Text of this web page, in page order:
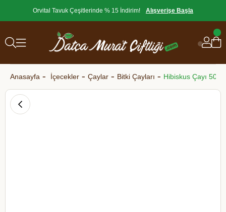
Orvital Tavuk Çeşitlerinde % 15 İndirim! Alışverişe Başla
Anasayfa İçecekler Çaylar Bitki Çayları Hibiskus Çayı 50 gr